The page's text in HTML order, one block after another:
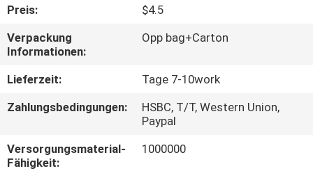
TRETEN
SIE
MIT
UNS
VERBINDUNG
Preis:
$4.5
Verpackung
Informationen:
Opp bag+Carton
Lieferzeit:
Tage 7-10work
Zahlungsbedingungen:
HSBC, T/T, Western Union,
Paypal
Versorgungsmaterial-
Fähigkeit:
1000000